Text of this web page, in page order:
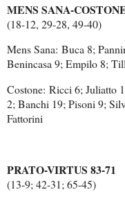
MENS SANA-
(18-12, 29-28, 49-40)
Mens Sana: Buca 8;
Benincasa 9; Empilo 8;
Costone: Ricci 6; Juliatto
2; Banchi 19; Pisoni 9;
Fattorini
PRATO-VIRTUS 83-71
(13-9; 42-31; 65-45)